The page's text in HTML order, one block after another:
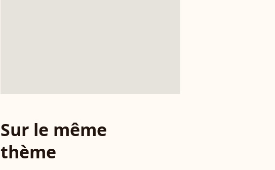
Sur le même
thème